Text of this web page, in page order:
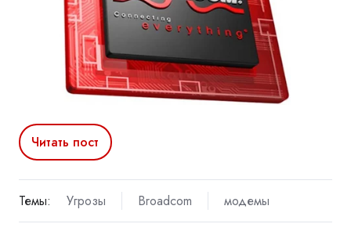
Читать пост
Темы: Угрозы Broadcom модемы